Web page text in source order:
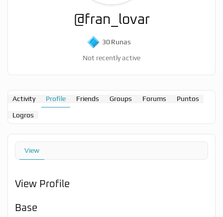
@fran_lovar
30Runas
Not recently active
Activity Profile Friends Groups Forums Puntos
Logros
View
View Profile
Base